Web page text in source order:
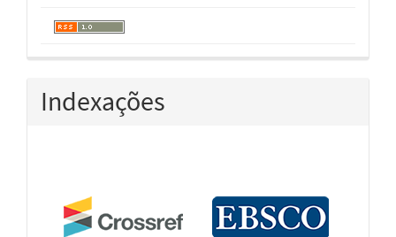
Indexações